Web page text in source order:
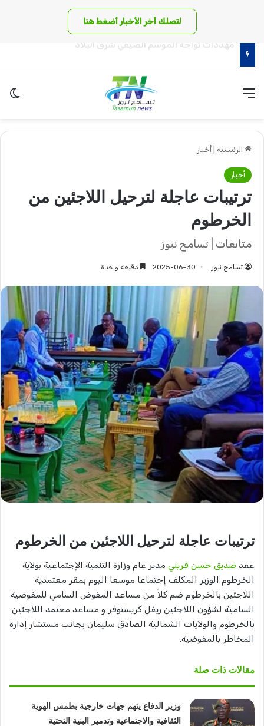
لتصلك أخر الأخبار أضغط هنا
القائمة
الرئيسية أخبار
أخبار
ترتيبات عاجلة لترحيل اللاجئين من
الخرطوم
متابعات | تسامح نيوز
تسامح نيوز 2025-06-30 دقيقة واحدة
ترتيبات عاجلة لترحيل اللاجئين من الخرطوم
عقد صديق حسن فريني مدير عام وزارة التنمية الإجتماعية بولاية
الخرطوم الوزير المكلف إجتماعا موسعا اليوم بمقر معتمدية
اللاجئين بالخرطوم ضم كلاً من مساعد المفوض السامي للمفوضية
السامية لشؤون اللاجئين ريفل كريستوفر و مساعد معتمد اللاجئين
بالخرطوم والولايات الشمالية الصادق سليمان بجانب مستشار إدارة
المخاطر بالمفوضية.
مقالات ذات صلة
وزير الدفاع يتهم جهات خارجية بطمس الهوية
الثقافية والاجتماعية وتدمير البنية التحتية